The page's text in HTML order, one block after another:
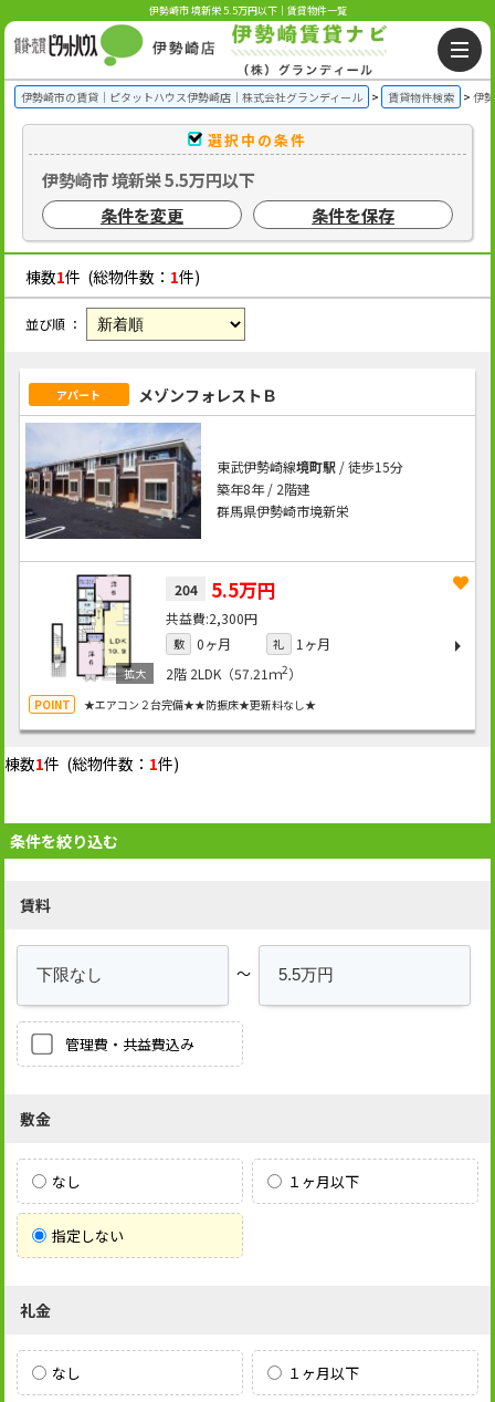
伊勢崎市 境新栄 5.5万円以下｜賃貸物件一覧
伊勢崎市の賃貸｜ピタットハウス伊勢崎店｜株式会社グランディール 賃貸物件検索 伊
選択中の条件
伊勢崎市 境新栄 5.5万円以下
条件を変更
条件を保存
棟数1件 (総物件数： 1件)
並び順 ：
アパート メゾンフォレストＢ
東武伊勢崎線境町駅/ 徒歩15分
築年8年 / 2階建
群馬県伊勢崎市境新栄
204 5.5万円
2,300円
敷 0ヶ月 礼
1ヶ月
2階 2LDK（57.21ｍ2）
★エアコン２台完備★★防振床★更新料なし★
棟数1件 (総物件数： 1件)
条件を絞り込む
賃料
～
管理費・共益費込み
敷金
なし １ヶ月以下
指定しない
礼金
なし １ヶ月以下